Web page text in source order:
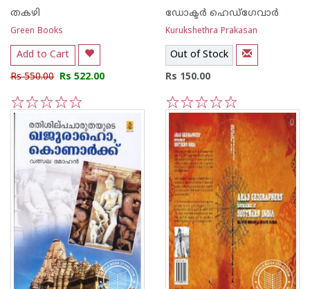
തകഴി
Green Books
Add to Cart
Rs 550.00 Rs 522.00
1
ഡോക്ടര്‍ ഹെഡ്ഗേവാര്‍
Kurukshethra Prakasan
Out of Stock
Rs 150.00
5
4
3
2
1